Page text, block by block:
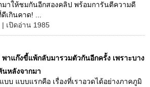
มาให้ชมกันอีกสองคลิป พร้อมการันตีความดี
เกินคาด! ...
เปิดอ่าน 1985
พาแก๊งขี้แพ้กลับมารวมตัวกันอีกครั้ง เพราะบาง
นหลังจากมา
บบ แบบแรกคือ เรื่องที่เราอวดได้อย่างภาคภูมิ